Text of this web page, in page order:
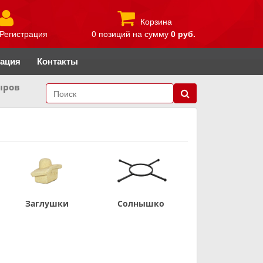
Корзина
0 позиций на сумму 0 руб.
Контакты
Заглушки Солнышко